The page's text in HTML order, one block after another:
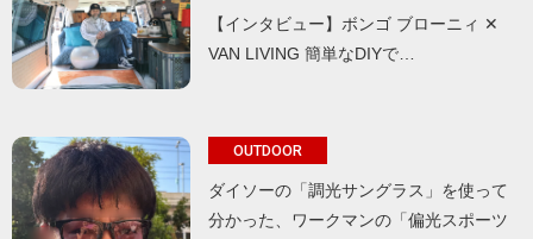
【インタビュー】ボンゴ ブローニィ ✕
VAN LIVING 簡単なDIYで…
OUTDOOR
ダイソーの「調光サングラス」を使って
分かった、ワークマンの「偏光スポーツ